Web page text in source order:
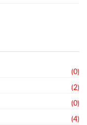
(0)
(2)
(0)
(4)